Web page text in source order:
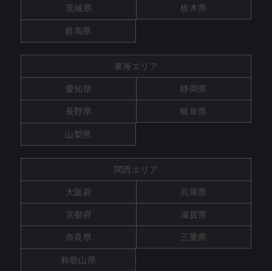
茨城県 栃木県
群馬県
東海エリア
愛知県 静岡県
長野県 岐阜県
山梨県
関西エリア
大阪府 兵庫県
京都府 滋賀県
奈良県 三重県
和歌山県